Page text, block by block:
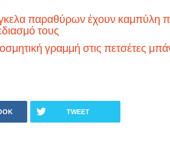
παραθύρων έχουν καμπύλη
τους
γραμμή στις πετσέτες
TWEET